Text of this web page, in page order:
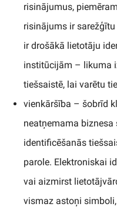
risinājumus,
risinājums ir
ir drošākā lietotāju
institūcijām – likuma
tiešsaistē, lai varētu
vienkāršība – šobrīd
neatņemama
identificēšanās
parole. Elektroniskai
vai aizmirst
vismaz astoņi